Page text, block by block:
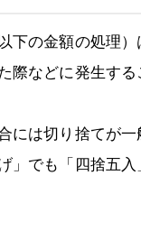
下の金額の処理
際などに発生する
には切り捨てが
」でも「四捨五入